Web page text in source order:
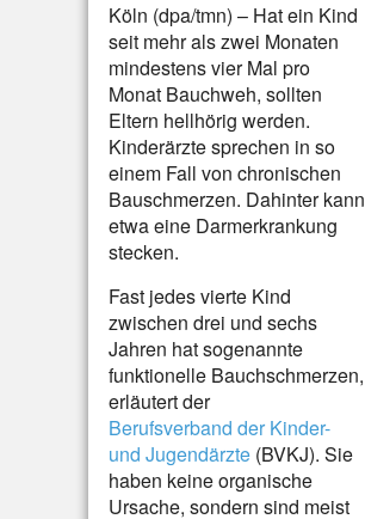
Köln (dpa/tmn) – Hat ein Kind
seit mehr als zwei Monaten
mindestens vier Mal pro
Monat Bauchweh, sollten
Eltern hellhörig werden.
Kinderärzte sprechen in so
einem Fall von chronischen
Bauschmerzen. Dahinter kann
etwa eine Darmerkrankung
stecken.
Fast jedes vierte Kind
zwischen drei und sechs
Jahren hat sogenannte
funktionelle Bauchschmerzen,
erläutert der
Berufsverband der Kinder-
und Jugendärzte (BVKJ). Sie
haben keine organische
Ursache, sondern sind meist